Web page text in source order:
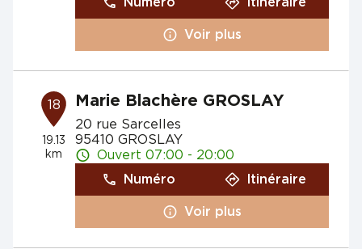
Voir plus
18
19.13
km
Marie Blachère GROSLAY
20 rue Sarcelles
95410 GROSLAY
Ouvert 07:00 - 20:00
Numéro
Itinéraire
Voir plus